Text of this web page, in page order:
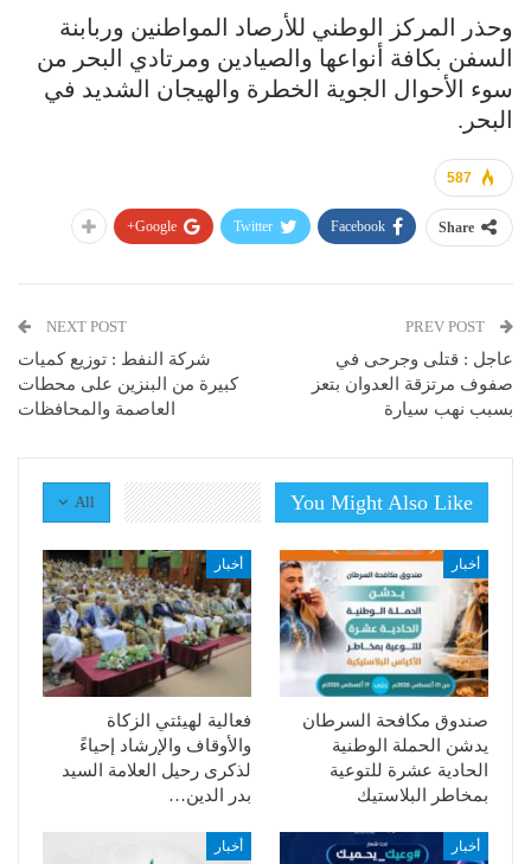
وحذر المركز الوطني للأرصاد المواطنين وربابنة
السفن بكافة أنواعها والصيادين ومرتادي البحر من
سوء الأحوال الجوية الخطرة والهيجان الشديد في
البحر.
587
Share
Facebook
Twitter
Google+
عاجل : قتلى وجرحى في
صفوف مرتزقة العدوان بتعز
بسبب نهب سيارة
NEXT POST
شركة النفط : توزيع كميات
كبيرة من البنزين على محطات
العاصمة والمحافظات
All You Might Also Like
أخبار
صندوق مكافحة السرطان
يدشن الحملة الوطنية
الحادية عشرة للتوعية
بمخاطر البلاستيك
أخبار
فعالية لهيئتي الزكاة
والأوقاف والإرشاد إحياءً
لذكرى رحيل العلامة السيد
بدر الدين…
أخبار أخبار